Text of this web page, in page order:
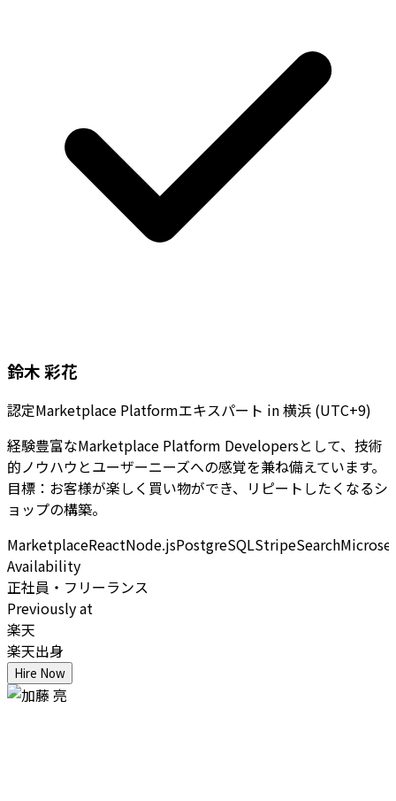
鈴木 彩花
認定Marketplace Platformエキスパート in横浜 (UTC+9)
経験豊富なMarketplace Platform Developersとして、技術
的ノウハウとユーザーニーズへの感覚を兼ね備えています。
目標：お客様が楽しく買い物ができ、リピートしたくなるシ
ョップの構築。
MarketplaceReactNode.jsPostgreSQLStripeSearch
Availability
正社員・フリーランス
Previously at
楽天
楽天出身
Hire Now